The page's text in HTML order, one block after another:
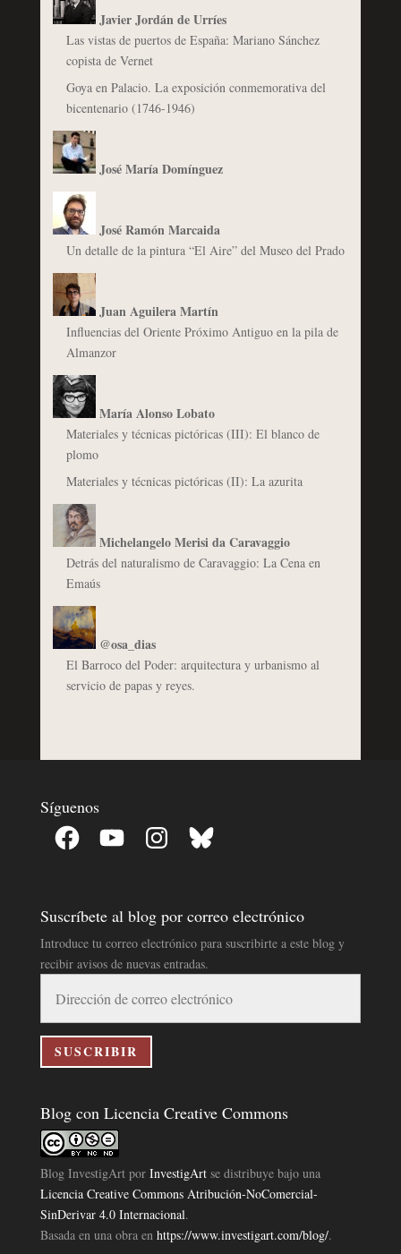
Javier Jordán de Urríes
Las vistas de puertos de España: Mariano Sánchez
copista de Vernet
Goya en Palacio. La exposición conmemorativa del
bicentenario (1746-1946)
José María Domínguez
José Ramón Marcaida
Un detalle de la pintura “El Aire” del Museo del Prado
Juan Aguilera Martín
Influencias del Oriente Próximo Antiguo en la pila de
Almanzor
María Alonso Lobato
Materiales y técnicas pictóricas (III): El blanco de
plomo
Materiales y técnicas pictóricas (II): La azurita
Michelangelo Merisi da Caravaggio
Detrás del naturalismo de Caravaggio: La Cena en
Emaús
@osa_dias
El Barroco del Poder: arquitectura y urbanismo al
servicio de papas y reyes.
Síguenos
Facebook YouTube InstagramBluesky
Suscríbete al blog por correo electrónico
Introduce tu correo electrónico para suscribirte a este blog y
recibir avisos de nuevas entradas.
correo
electrónico
SUSCRIBIR
Blog con Licencia Creative Commons
Blog InvestigArtpor InvestigArtse distribuye bajo una
Licencia Creative Commons Atribución-NoComercial-
SinDerivar 4.0 Internacional.
Basada en una obra en https://www.investigart.com/blog/.